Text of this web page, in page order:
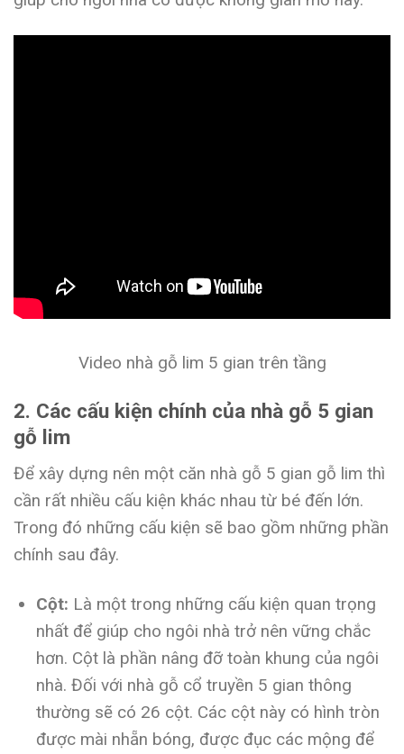
Video nhà gỗ lim 5 gian trên tầng
2. Các cấu kiện chính của nhà gỗ 5 gian
gỗ lim
Để xây dựng nên một căn nhà gỗ 5 gian gỗ lim thì
cần rất nhiều cấu kiện khác nhau từ bé đến lớn.
Trong đó những cấu kiện sẽ bao gồm những phần
chính sau đây.
Cột: Là một trong những cấu kiện quan trọng
nhất để giúp cho ngôi nhà trở nên vững chắc
hơn. Cột là phần nâng đỡ toàn khung của ngôi
nhà. Đối với nhà gỗ cổ truyền 5 gian thông
thường sẽ có 26 cột. Các cột này có hình tròn
được mài nhẵn bóng, được đục các mộng để